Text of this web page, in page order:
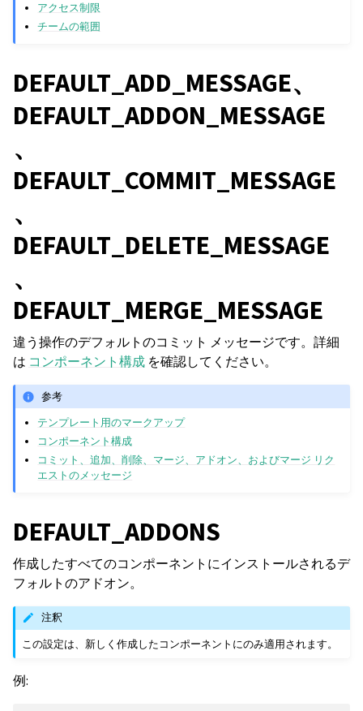
アクセス制限
チームの範囲
DEFAULT_ADD_MESSAGE、
DEFAULT_ADDON_MESSAGE
、
DEFAULT_COMMIT_MESSAGE
、
DEFAULT_DELETE_MESSAGE
、
DEFAULT_MERGE_MESSAGE
違う操作のデフォルトのコミット メッセージです。詳細
は コンポーネント構成 を確認してください。
参考
テンプレート用のマークアップ
コンポーネント構成
コミット、追加、削除、マージ、アドオン、およびマージ リク
エストのメッセージ
DEFAULT_ADDONS
作成したすべてのコンポーネントにインストールされるデ
フォルトのアドオン。
注釈
この設定は、新しく作成したコンポーネントにのみ適用されます。
例: